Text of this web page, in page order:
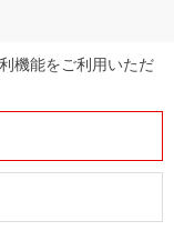
機能をご利用いただ